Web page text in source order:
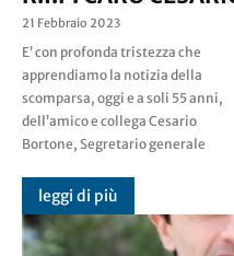
21 Febbraio 2023
E’ con profonda tristezza che
apprendiamo la notizia della
scomparsa, oggi e a soli 55 anni,
dell’amico e collega Cesario
Bortone, Segretario generale
Nazionale della CONSAP, col
quale molti rappresentanti de “Lo
Scudo” hanno avuto un lungo
percorso comune, strada che la
leggi di più